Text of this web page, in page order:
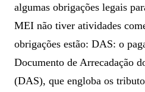
algumas obrigações legais
MEI não tiver atividades
obrigações estão: DAS: o
Documento de Arrecadação
(DAS), que engloba os